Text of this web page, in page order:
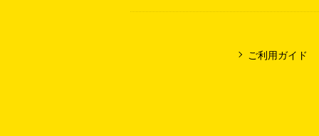
ご利用ガイド